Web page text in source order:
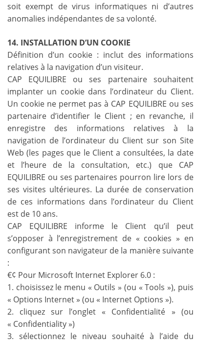
soit exempt de virus informatiques ni d’autres
anomalies indépendantes de sa volonté.
14. INSTALLATION D’UN COOKIE
Définition d’un cookie : inclut des informations
relatives à la navigation d’un visiteur.
CAP EQUILIBRE ou ses partenaire souhaitent
implanter un cookie dans l’ordinateur du Client.
Un cookie ne permet pas à CAP EQUILIBRE ou ses
partenaire d’identifier le Client ; en revanche, il
enregistre des informations relatives à la
navigation de l’ordinateur du Client sur son Site
Web (les pages que le Client a consultées, la date
et l’heure de la consultation, etc.) que CAP
EQUILIBRE ou ses partenaires pourron lire lors de
ses visites ultérieures. La durée de conservation
de ces informations dans l’ordinateur du Client
est de 10 ans.
CAP EQUILIBRE informe le Client qu’il peut
s’opposer à l’enregistrement de « cookies » en
configurant son navigateur de la manière suivante
:
€¢ Pour Microsoft Internet Explorer 6.0 :
1. choisissez le menu « Outils » (ou « Tools »), puis
« Options Internet » (ou « Internet Options »).
2. cliquez sur l’onglet « Confidentialité » (ou
« Confidentiality »)
3. sélectionnez le niveau souhaité à l’aide du